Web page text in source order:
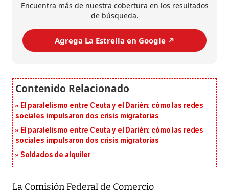
Encuentra más de nuestra cobertura en los resultados
de búsqueda.
Agrega La Estrella en Google ↗️
El paralelismo entre Ceuta y el Darién: cómo las redes
sociales impulsaron dos crisis migratorias
El paralelismo entre Ceuta y el Darién: cómo las redes
sociales impulsaron dos crisis migratorias
Soldados de alquiler
La Comisión Federal de Comercio